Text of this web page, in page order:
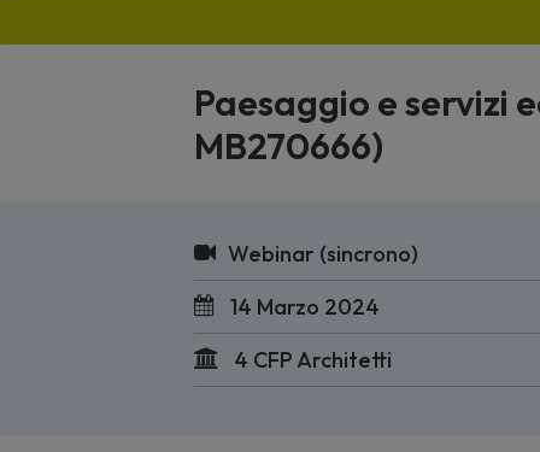
Paesaggio e servizi
MB270666)
Webinar (sincrono)
14 Marzo 2024
4 CFP Architetti